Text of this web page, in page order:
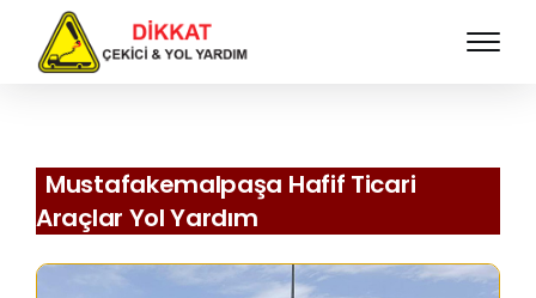
Mustafakemalpaşa Hafif Ticari
Araçlar Yol Yardım